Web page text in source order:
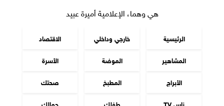
هي وهما، الإعلامية أميرة عبيد
الرئيسية خارجي وداخلي
الاقتصاد
المشاهير
الموضة
الأسرة
الأبراج
المطبخ
صحتك
ناس TV
طفلك جمالك